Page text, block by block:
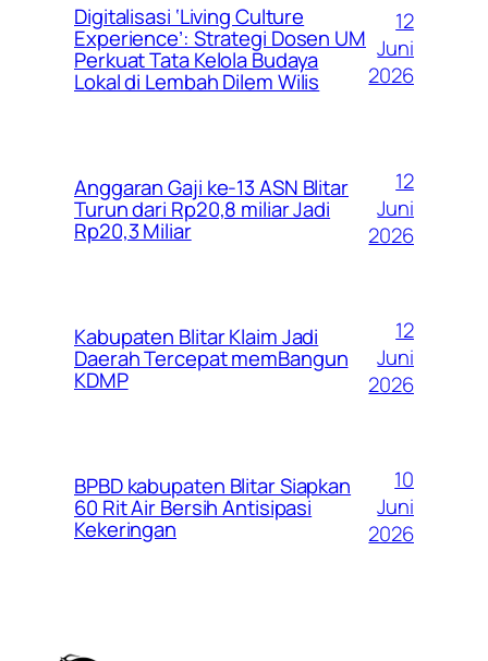
Digitalisasi ‘Living Culture
Experience’: Strategi Dosen UM
Perkuat Tata Kelola Budaya
Lokal di Lembah Dilem Wilis
12
Juni
2026
Anggaran Gaji ke-13 ASN Blitar
Turun dari Rp20,8 miliar Jadi
Rp20,3 Miliar
12
Juni
2026
Kabupaten Blitar Klaim Jadi
Daerah Tercepat memBangun
KDMP
12
Juni
2026
BPBD kabupaten Blitar Siapkan
60 Rit Air Bersih Antisipasi
Kekeringan
10
Juni
2026